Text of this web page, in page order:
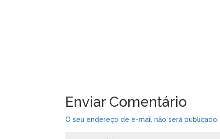
Enviar Comentário
O seu endereço de e-mail não será publicado.